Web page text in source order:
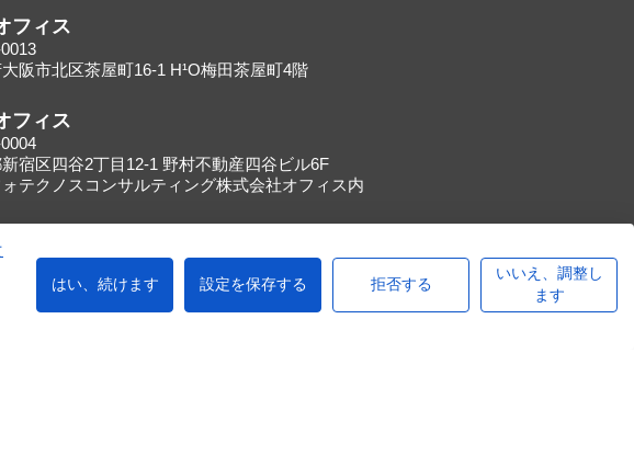
フィス
阪市北区茶屋町16-1 H¹O梅田茶屋町4階
フィス
宿区四谷2丁目12-1 野村不動産四谷ビル6F
テクノスコンサルティング株式会社オフィス内
カスタマーハラスメントに関する指針
の適正な取扱いに関する基本方針
はい、続けます 設定を保存する 拒否する
いいえ、調整し
ます